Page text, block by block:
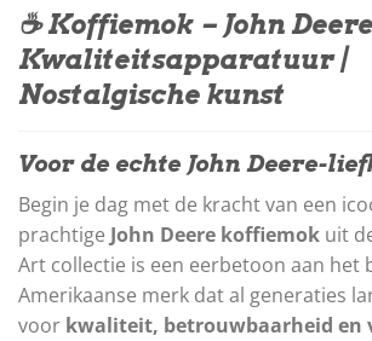
☕ Koffiemok – John
Kwaliteitsapparatuur |
Nostalgische kunst
Voor de echte John Deere-
Begin je dag met de kracht van een
prachtige John Deere koffiemok uit
Art collectie is een eerbetoon aan het
Amerikaanse merk dat al generaties
voor kwaliteit, betrouwbaarheid en